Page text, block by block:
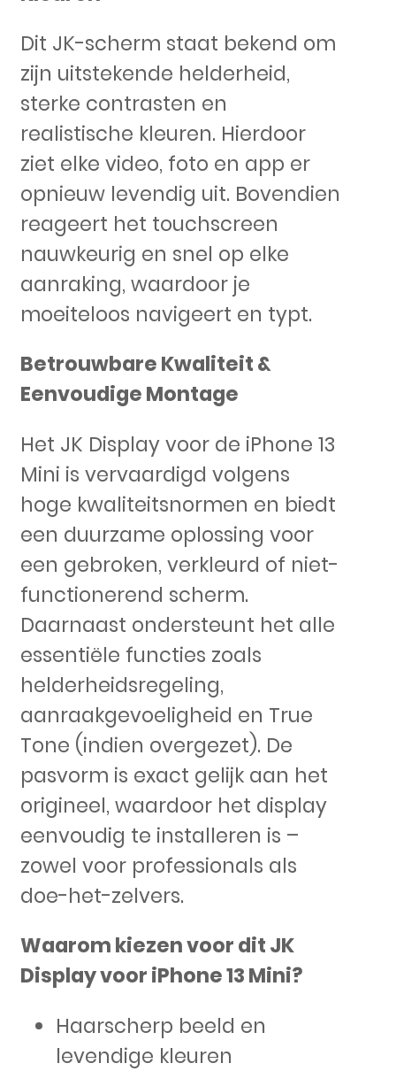
Dit JK-scherm staat bekend om
zijn uitstekende helderheid,
sterke contrasten en
realistische kleuren. Hierdoor
ziet elke video, foto en app er
opnieuw levendig uit. Bovendien
reageert het touchscreen
nauwkeurig en snel op elke
aanraking, waardoor je
moeiteloos navigeert en typt.
Betrouwbare Kwaliteit &
Eenvoudige Montage
Het JK Display voor de iPhone 13
Mini is vervaardigd volgens
hoge kwaliteitsnormen en biedt
een duurzame oplossing voor
een gebroken, verkleurd of niet-
functionerend scherm.
Daarnaast ondersteunt het alle
essentiële functies zoals
helderheidsregeling,
aanraakgevoeligheid en True
Tone (indien overgezet). De
pasvorm is exact gelijk aan het
origineel, waardoor het display
eenvoudig te installeren is –
zowel voor professionals als
doe-het-zelvers.
Waarom kiezen voor dit JK
Display voor iPhone 13 Mini?
Haarscherp beeld en
levendige kleuren